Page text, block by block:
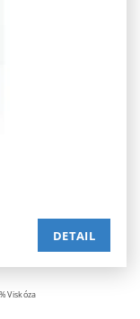
DETAIL
Viskóza